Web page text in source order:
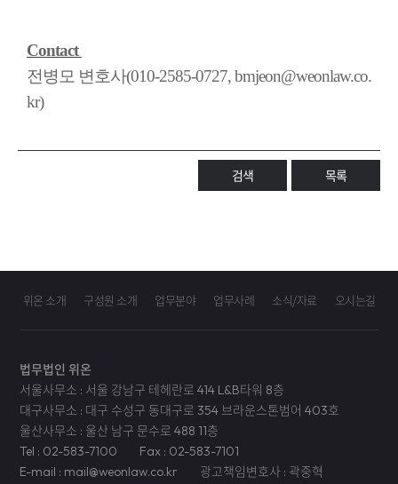
Contact
전병모 변호사(010-2585-0727, bmjeon@weonlaw.co.
kr)
검색 목록
위온 소개 구성원 소개 업무분야 업무사례 소식/자료 오시는길
법무법인 위온
서울사무소 : 서울 강남구 테헤란로 414 L&B타워 8층
대구사무소 : 대구 수성구 동대구로 354 브라운스톤범어 403호
울산사무소 : 울산 남구 문수로 488 11층
Tel : 02-583-7100
Fax : 02-583-7101
E-mail : mail@weonlaw.co.kr
광고책임변호사 : 곽중혁